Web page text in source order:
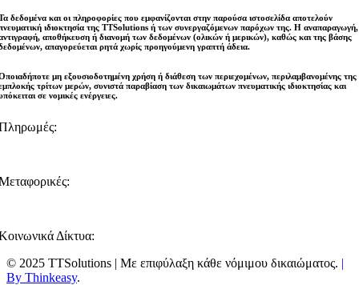
δεδομένα και οι πληροφορίες που εμφανίζονται στην παρούσα ιστοσελίδα αποτελούν
ιδιοκτησία της TTSolutions ή των συνεργαζόμενων παρόχων της. Η αναπαραγωγή,
αποθήκευση ή διανομή των δεδομένων (ολικών ή μερικών), καθώς και της βάσης
απαγορεύεται ρητά χωρίς προηγούμενη γραπτή άδεια.
μη εξουσιοδοτημένη χρήση ή διάθεση των περιεχομένων, περιλαμβανομένης της
τρίτων μερών, συνιστά παραβίαση των δικαιωμάτων πνευματικής ιδιοκτησίας και
σε νομικές ενέργειες.
Δίκτυα:
© 2025 TTSolutions | Με επιφύλαξη κάθε νόμιμου δικαιώματος. |
By Thinkeasy.